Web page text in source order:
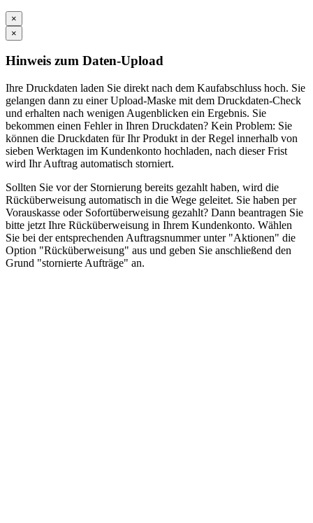
×
×
Hinweis zum Daten-Upload
Ihre Druckdaten laden Sie direkt nach dem Kaufabschluss hoch. Sie
gelangen dann zu einer Upload-Maske mit dem Druckdaten-Check
und erhalten nach wenigen Augenblicken ein Ergebnis. Sie
bekommen einen Fehler in Ihren Druckdaten? Kein Problem: Sie
können die Druckdaten für Ihr Produkt in der Regel innerhalb von
sieben Werktagen im Kundenkonto hochladen, nach dieser Frist
wird Ihr Auftrag automatisch storniert.
Sollten Sie vor der Stornierung bereits gezahlt haben, wird die
Rücküberweisung automatisch in die Wege geleitet. Sie haben per
Vorauskasse oder Sofortüberweisung gezahlt? Dann beantragen Sie
bitte jetzt Ihre Rücküberweisung in Ihrem Kundenkonto. Wählen
Sie bei der entsprechenden Auftragsnummer unter "Aktionen" die
Option "Rücküberweisung" aus und geben Sie anschließend den
Grund "stornierte Aufträge" an.